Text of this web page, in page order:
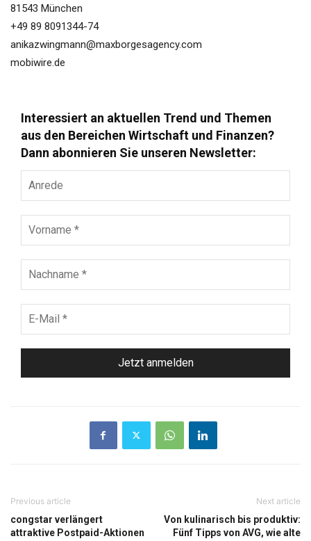
81543 München
+49 89 8091344-74
anikazwingmann@maxborgesagency.com
mobiwire.de
Interessiert an aktuellen Trend und Themen
aus den Bereichen Wirtschaft und Finanzen?
Dann abonnieren Sie unseren Newsletter:
Mail
*
Previous article
congstar verlängert
attraktive Postpaid-Aktionen
Next article
Von kulinarisch bis produktiv:
Fünf Tipps von AVG, wie alte